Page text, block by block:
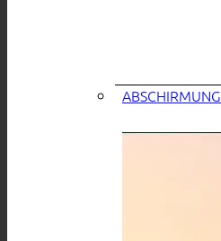
ABSCHIRMUNG